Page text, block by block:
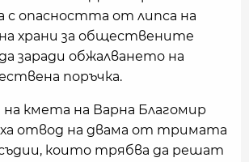
с опасността от липса на
храни за обществените
заради обжалването на
поръчка.
кмета на Варна Благомир
отвод на двама от тримата
които трябва да решат